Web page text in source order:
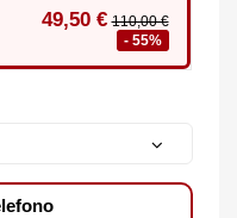
49,50 € 110,00 €
- 55%